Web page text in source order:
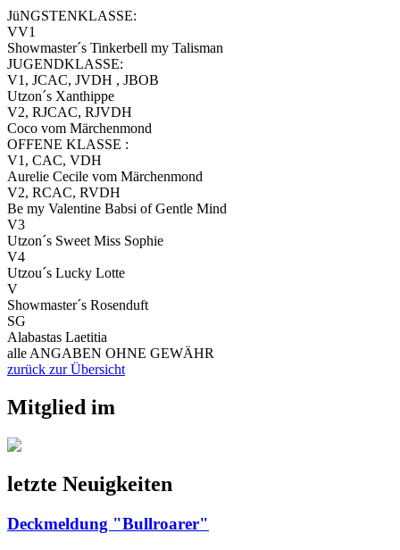
JüNGSTENKLASSE:
VV1
Showmaster´s Tinkerbell my Talisman
JUGENDKLASSE:
V1, JCAC, JVDH , JBOB
Utzon´s Xanthippe
V2, RJCAC, RJVDH
Coco vom Märchenmond
OFFENE KLASSE :
V1, CAC, VDH
Aurelie Cecile vom Märchenmond
V2, RCAC, RVDH
Be my Valentine Babsi of Gentle Mind
V3
Utzon´s Sweet Miss Sophie
V4
Utzou´s Lucky Lotte
V
Showmaster´s Rosenduft
SG
Alabastas Laetitia
alle ANGABEN OHNE GEWÄHR
zurück zur Übersicht
Mitglied im
letzte Neuigkeiten
Deckmeldung "Bullroarer"